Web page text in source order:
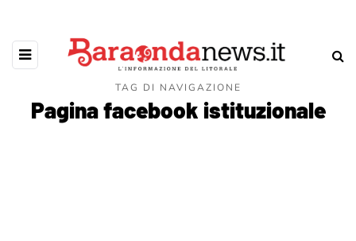
TAG DI NAVIGAZIONE
Pagina facebook istituzionale